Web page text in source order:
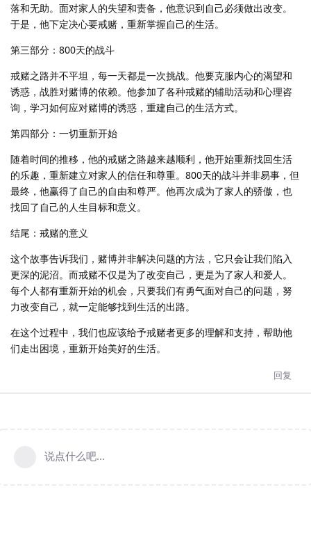
落和无助。面对家人的失望和责备，他意识到自己必须做出改变。
于是，他下定决心要戒赌，重新掌握自己的生活。
第三部分：800天的战斗
戒赌之路并不平坦，每一天都是一次挑战。他要克服内心的渴望和
诱惑，战胜对赌博的依赖。他参加了各种戒赌的辅助活动和心理咨
询，学习如何应对赌博的诱惑，重建自己的生活方式。
第四部分：一切重新开始
随着时间的推移，他的戒赌之路越来越顺利，他开始重新找回生活
的乐趣，重新建立对家人的信任和尊重。800天的战斗并非易事，但
最终，他赢得了自己的自由和尊严。他再次成为了家人的骄傲，也
找回了自己的人生目标和意义。
结尾：戒赌的意义
这个故事告诉我们，赌博并非解决问题的方法，它只会让我们陷入
更深的泥沼。而戒赌不仅是为了改变自己，更是为了家人和爱人。
每个人都有重新开始的机会，只要我们有勇气面对自己的问题，努
力改变自己，就一定能够找到生活的出路。
在这个过程中，我们也应该给予戒赌者更多的理解和支持，帮助他
们走出困境，重新开始美好的生活。
回复
说点什么吧...